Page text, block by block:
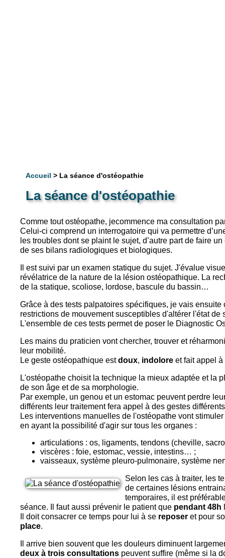
Accueil > La séance d'ostéopathie
La séance d'ostéopathie
Comme tout ostéopathe, jecommence ma consultation
Celui-ci comprend un interrogatoire qui va permettre
les troubles dont se plaint le sujet, d’autre part de faire
de ses bilans radiologiques et biologiques.
Il est suivi par un examen statique du sujet. J'évalue
révélatrice de la nature de la lésion ostéopathique. La
de la statique, scoliose, lordose, bascule du bassin…
Grâce à des tests palpatoires spécifiques, je vais
restrictions de mouvement susceptibles d'altérer l'état de
L'ensemble de ces tests permet de poser le Diagnostic
Les mains du praticien vont chercher, trouver et
leur mobilité.
Le geste ostéopathique estdoux, indolore et fait appel
L'ostéopathe choisit la technique la mieux adaptée et la
de son âge et de sa morphologie.
Par exemple, un genou et un estomac peuvent perdre
différents leur traitement fera appel à des gestes
Les interventions manuelles de l'ostéopathe vont
en ayant la possibilité d'agir sur tous les organes :
articulations : os, ligaments, tendons (cheville,
viscères : foie, estomac, vessie, intestins… ;
vaisseaux, système pleuro-pulmonaire, système
Selon les cas à traiter, les
de certaines lésions
temporaires, il est
séance. Il faut aussi prévenir le patient que pendant 48h
Il doit consacrer ce temps pour lui à se reposer et pour
place.
Il arrive bien souvent que les douleurs diminuent
deux à trois consultations peuvent suffire (même si la